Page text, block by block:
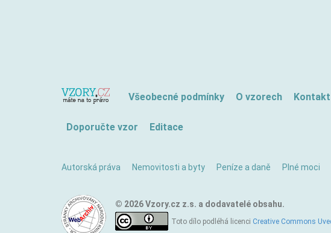
Všeobecné podmínky O vzorech Kontakt
Doporučte vzor Editace
Autorská práva Nemovitosti a byty Peníze a daně Plné moci
© 2026 Vzory.cz z.s. a dodavatelé obsahu.
Toto dílo podléhá licenci Creative Commons